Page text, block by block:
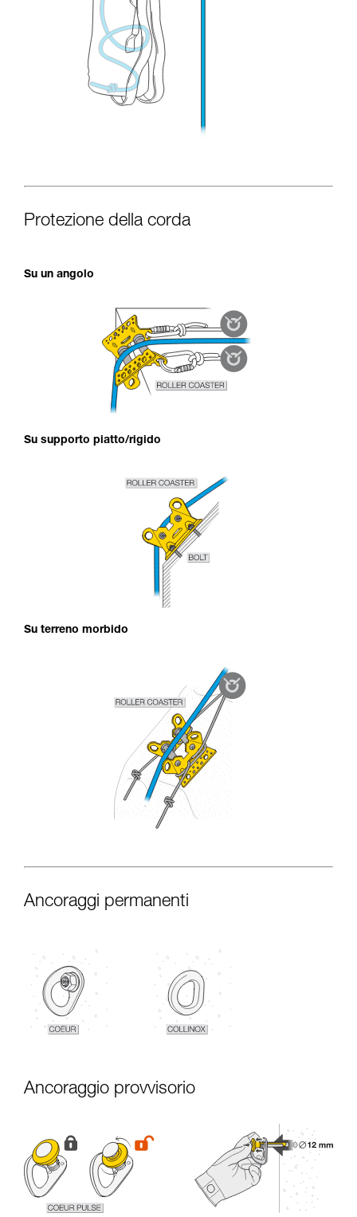
Protezione della corda
Su un angolo
Su supporto piatto/rigido
Su terreno morbido
Ancoraggi permanenti
Ancoraggio provvisorio